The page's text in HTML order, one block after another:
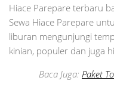
Hiace Parepare terbaru
Sewa Hiace Parepare
liburan mengunjungi
kinian, populer dan juga
Baca Juga: Paket